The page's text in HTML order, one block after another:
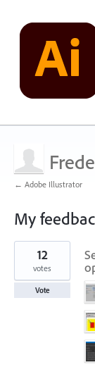
← Adobe Illustrator
My
1
found
12
votes
Vote